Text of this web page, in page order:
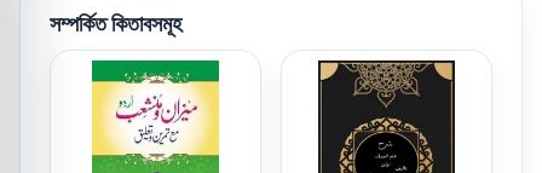
সম্পর্কিত কিতাবসমূহ